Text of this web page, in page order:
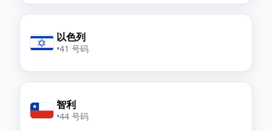
以色列
•41 号码
智利
•44 号码